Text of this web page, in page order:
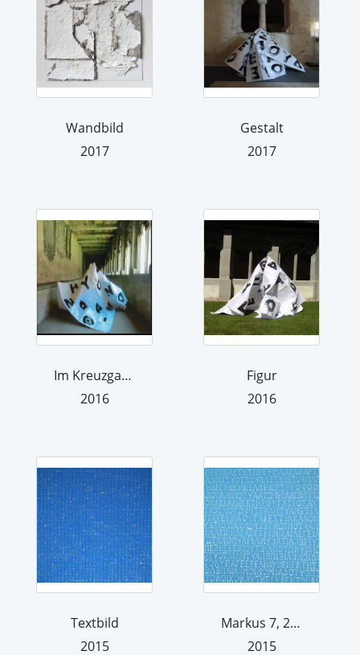
Wandbild
2017
Gestalt
2017
Im Kreuzgang
2016
Figur
2016
Textbild
2015
Markus 7, 24-36
2015